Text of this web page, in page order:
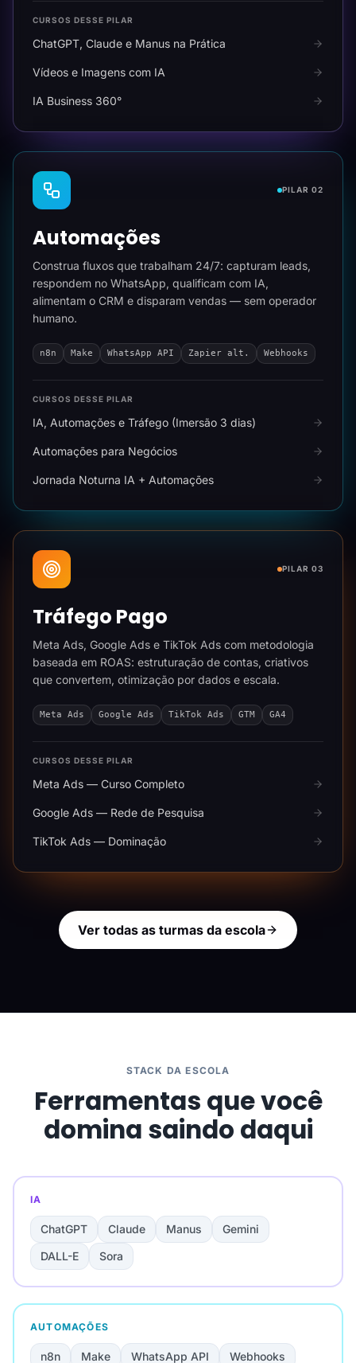
CURSOS DESSE PILAR
ChatGPT, Claude e Manus na Prática
Vídeos e Imagens com IA
IA Business 360°
PILAR 02
Automações
Construa fluxos que trabalham 24/7: capturam leads,
respondem no WhatsApp, qualificam com IA,
alimentam o CRM e disparam vendas — sem operador
humano.
n8n Make WhatsApp API Zapier alt. Webhooks
CURSOS DESSE PILAR
IA, Automações e Tráfego (Imersão 3 dias)
Automações para Negócios
Jornada Noturna IA + Automações
PILAR 03
Tráfego Pago
Meta Ads, Google Ads e TikTok Ads com metodologia
baseada em ROAS: estruturação de contas, criativos
que convertem, otimização por dados e escala.
Meta Ads Google Ads TikTok Ads GTM GA4
CURSOS DESSE PILAR
Meta Ads — Curso Completo
Google Ads — Rede de Pesquisa
TikTok Ads — Dominação
Ver todas as turmas da escola
STACK DA ESCOLA
Ferramentas que você
domina saindo daqui
IA
ChatGPT Claude Manus
Gemini
DALL-E
Sora
AUTOMAÇÕES
n8n Make WhatsApp API
Webhooks